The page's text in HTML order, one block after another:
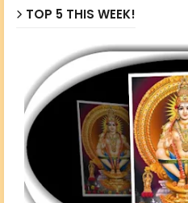
TOP 5 THIS WEEK!